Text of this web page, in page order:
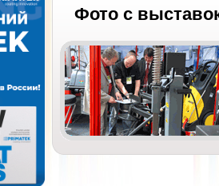
Фото с